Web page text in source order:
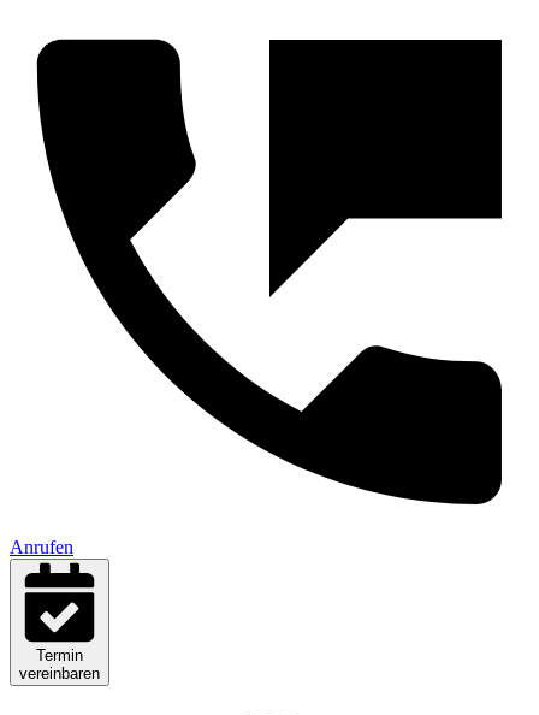
Anrufen
Termin
vereinbaren